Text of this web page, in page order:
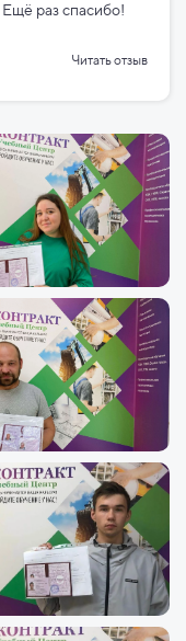
раз спасибо!
Читать отзыв